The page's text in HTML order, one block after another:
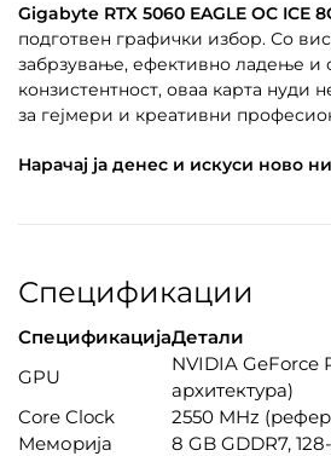
Gigabyte RTX 5060 EAGLE OC ICE
подготвен графички избор. Со
забрзување, ефективно ладење и
конзистентност, оваа карта нуди
за гејмери и креативни
Нарачај ја денес и искуси ново
Спецификации
СпецификацијаДетали
GPU
NVIDIA GeForce
архитектура)
Core Clock
2550 MHz
Меморија
8 GB GDDR7,